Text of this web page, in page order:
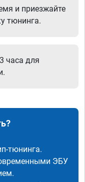
и приезжайте
тюнинга.
часа для
тюнинга.
ЭБУ